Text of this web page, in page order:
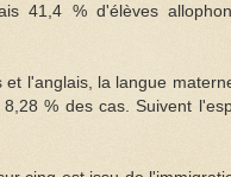
41,4 % d'élèves
et l'anglais, la langue
% des cas. Suivent